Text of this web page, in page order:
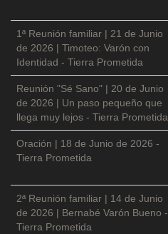
1ª Reunión familiar | 21 de Junio
de 2026 | Timoteo: Varón con
Identidad - Tierra Prometida
Reunión "Sé Sano" | 20 de Junio
de 2026 | Un paso pequeño que
llega muy lejos - Tierra Prometida
Oración | 18 de Junio de 2026 -
Tierra Prometida
2ª Reunión familiar | 14 de Junio
de 2026 | Bernabé Varón Bueno -
Tierra Prometida